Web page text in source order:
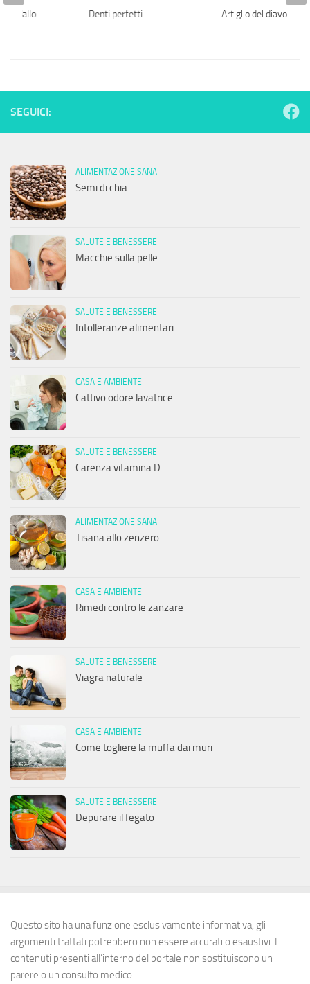
Denti perfetti Artiglio del diavolo
dallo
SEGUICI:
ALIMENTAZIONE SANA
Semi di chia
SALUTE E BENESSERE
Macchie sulla pelle
SALUTE E BENESSERE
Intolleranze alimentari
CASA E AMBIENTE
Cattivo odore lavatrice
SALUTE E BENESSERE
Carenza vitamina D
ALIMENTAZIONE SANA
Tisana allo zenzero
CASA E AMBIENTE
Rimedi contro le zanzare
SALUTE E BENESSERE
Viagra naturale
CASA E AMBIENTE
Come togliere la muffa dai muri
SALUTE E BENESSERE
Depurare il fegato
Questo sito ha una funzione esclusivamente informativa, gli
argomenti trattati potrebbero non essere accurati o esaustivi. I
contenuti presenti all’interno del portale non sostituiscono un
parere o un consulto medico.